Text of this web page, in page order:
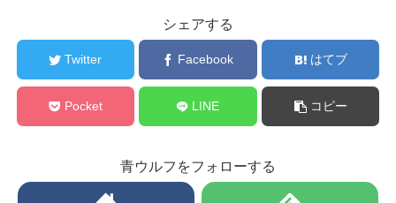
シェアする
Twitter Facebook はてブ
Pocket LINE コピー
青ウルフをフォローする